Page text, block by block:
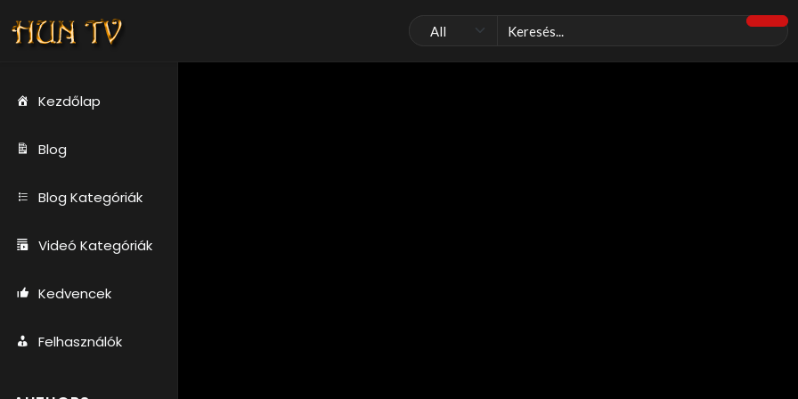
Kezdőlap
Blog
Blog Kategóriák
Videó Kategóriák
Kedvencek
Felhasználók